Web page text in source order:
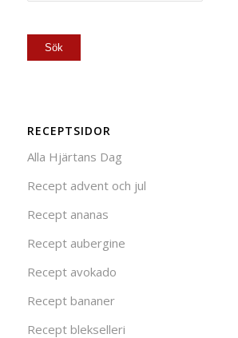
RECEPTSIDOR
Alla Hjärtans Dag
Recept advent och jul
Recept ananas
Recept aubergine
Recept avokado
Recept bananer
Recept blekselleri